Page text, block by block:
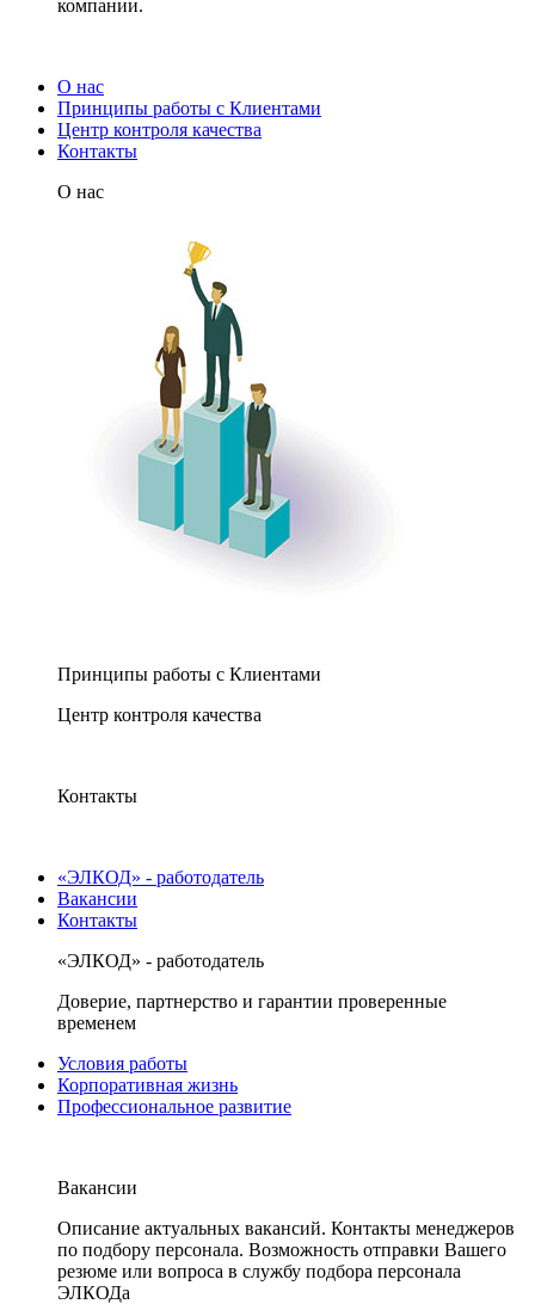
компании.
О нас
Принципы работы с Клиентами
Центр контроля качества
Контакты
О нас
Принципы работы с Клиентами
Центр контроля качества
Контакты
«ЭЛКОД» - работодатель
Вакансии
Контакты
«ЭЛКОД» - работодатель
Доверие, партнерство и гарантии проверенные
временем
Условия работы
Корпоративная жизнь
Профессиональное развитие
Вакансии
Описание актуальных вакансий. Контакты менеджеров
по подбору персонала. Возможность отправки Вашего
резюме или вопроса в службу подбора персонала
ЭЛКОДа